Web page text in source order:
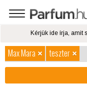
Max Mara
teszter